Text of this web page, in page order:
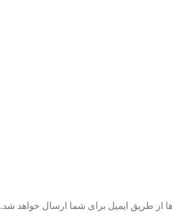
ها از طریق ایمیل برای شما ارسال خواهد شد.